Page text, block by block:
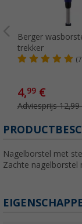
Berger
trekker
4,99 €
Adviesprijs 12,99
Nagelborstel met
Zachte nagelborstel